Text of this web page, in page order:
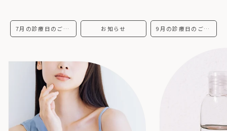
7月の診療日のご案内 お知らせ 9月の診療日のご案内